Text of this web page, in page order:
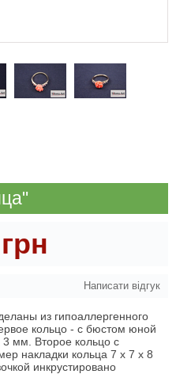
грн
Написати відгук
из гипоаллергенного
кольцо - с бюстом юной
мм. Второе кольцо с
накладки кольца 7 х 7 х 8
инкрустировано